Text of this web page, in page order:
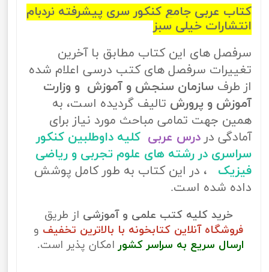
کتاب عربی جامع کنکور سری پیشرفته نردبام
انتشارات خیلی سبز
سرفصل های این کتاب مطابق با آخرین
تغییرات سرفصل های کتب درسی اعلام شده
از طرف سازمان سنجش و آموزش و وزارت
آموزش و پرورش تالیف گردیده است، به
همین جهت تمامی مباحث مورد نیاز برای
آمادگی در درس عربی کلیه داوطلبین کنکور
سراسری در رشته های علوم تجربی و ریاضی
فیزیک
، در این کتاب به طور کامل پوشش
داده شده است.
خرید کلیه کتب علمی و آموزشی از طریق
فروشگاه آنلاین کتابخونه با بالاترین تخفیف و
ارسال سریع به سراسر کشور امکان پذیر است.